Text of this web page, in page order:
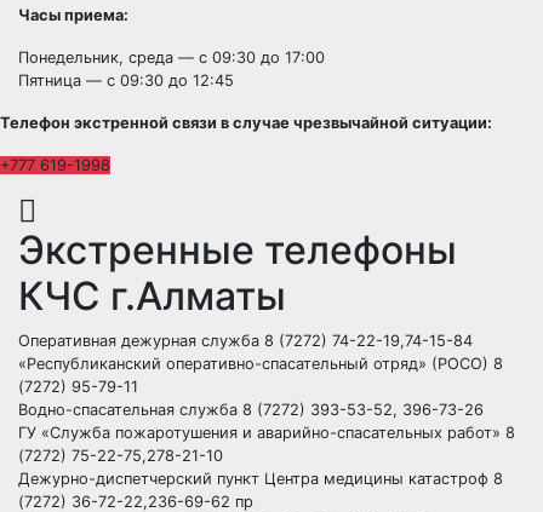
Часы приема:
Понедельник, среда — с 09:30 до 17:00
Пятница — с 09:30 до 12:45
Телефон экстренной связи в случае чрезвычайной ситуации:
+777 619-1998
Экстренные телефоны
КЧС г.Алматы
Оперативная дежурная служба 8 (7272) 74-22-19,74-15-84
«Республиканский оперативно-спасательный отряд» (РОСО) 8
(7272) 95-79-11
Водно-спасательная служба 8 (7272) 393-53-52, 396-73-26
ГУ «Служба пожаротушения и аварийно-спасательных работ» 8
(7272) 75-22-75,278-21-10
Дежурно-диспетчерский пункт Центра медицины катастроф 8
(7272) 36-72-22,236-69-62 пр